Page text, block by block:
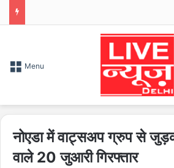
Menu
नोएडा में वाट्सअप ग्रुप से
वाले 20 जुआरी गिरफ्तार